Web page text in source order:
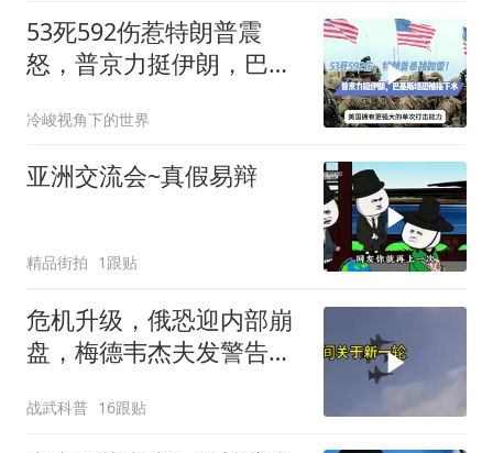
53死592伤惹特朗普震
怒，普京力挺伊朗，巴恐
冷峻视角下的世界
亚洲交流会~真假易辩
精品街拍 1跟贴
危机升级，俄恐迎内部崩
盘，梅德韦杰夫发警告，
战武科普 16跟贴